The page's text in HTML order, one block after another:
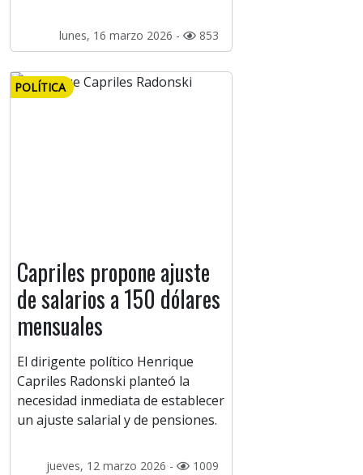
lunes, 16 marzo 2026 - 853
POLÍTICA
Capriles propone ajuste
de salarios a 150 dólares
mensuales
El dirigente político Henrique
Capriles Radonski planteó la
necesidad inmediata de establecer
un ajuste salarial y de pensiones.
jueves, 12 marzo 2026 - 1009